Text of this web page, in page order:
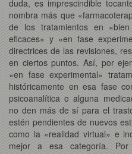
duda, es imprescindible
nombra más que
de los tratamientos en «bien
eficaces» y «en fase
directrices de las revisiones,
en ciertos puntos. Así, por
«en fase experimental»
históricamente en esa fase
psicoanalítica o alguna
no den más de sí para el
estén pendientes de nuevos
como la «realidad virtual» e
mejor a esa categoría.